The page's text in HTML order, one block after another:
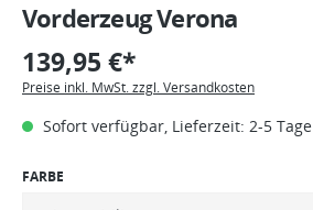
Vorderzeug Verona
139,95 €*
Preise inkl. MwSt. zzgl. Versandkosten
Sofort verfügbar, Lieferzeit: 2-5 Tage
FARBE